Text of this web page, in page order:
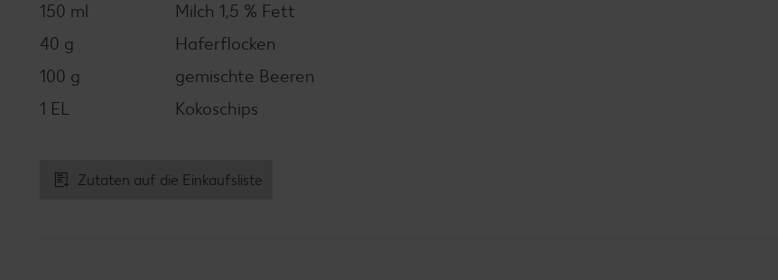
150 ml
Milch 1,5 % Fett
40 g
Haferflocken
100 g
gemischte Beeren
1 EL
Kokoschips
Zutaten auf die Einkaufsliste